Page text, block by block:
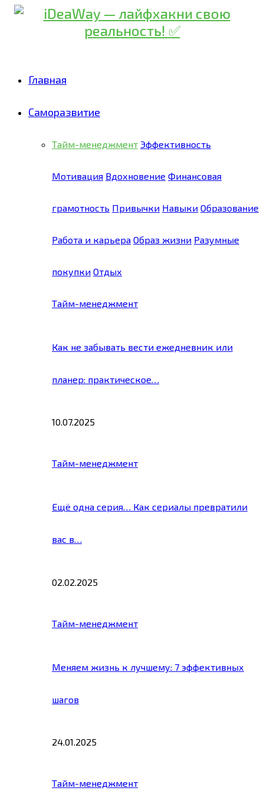
Главная
Саморазвитие
Тайм-менеджмент Эффективность
Мотивация Вдохновение Финансовая
грамотность Привычки Навыки Образование
Работа и карьера Образ жизни Разумные
покупки Отдых
Тайм-менеджмент
Как не забывать вести ежедневник или
планер: практическое…
10.07.2025
Тайм-менеджмент
Ещё одна серия… Как сериалы превратили
вас в…
02.02.2025
Тайм-менеджмент
Меняем жизнь к лучшему: 7 эффективных
шагов
24.01.2025
Тайм-менеджмент